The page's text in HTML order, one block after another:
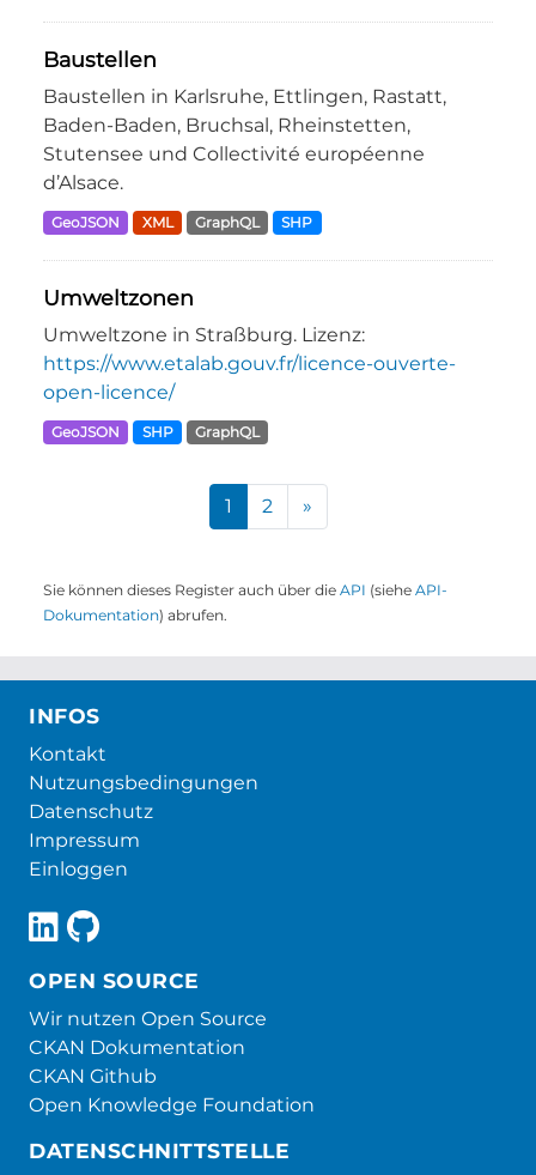
Baustellen
Baustellen in Karlsruhe, Ettlingen, Rastatt,
Baden-Baden, Bruchsal, Rheinstetten,
Stutensee und Collectivité européenne
d’Alsace.
GeoJSON XML GraphQL SHP
Umweltzonen
Umweltzone in Straßburg. Lizenz:
https://www.etalab.gouv.fr/licence-ouverte-
open-licence/
GeoJSON SHP GraphQL
1 2 »
Sie können dieses Register auch über die API (siehe API-
Dokumentation) abrufen.
INFOS
Kontakt
Nutzungsbedingungen
Datenschutz
Impressum
Einloggen
OPEN SOURCE
Wir nutzen Open Source
CKAN Dokumentation
CKAN Github
Open Knowledge Foundation
DATENSCHNITTSTELLE